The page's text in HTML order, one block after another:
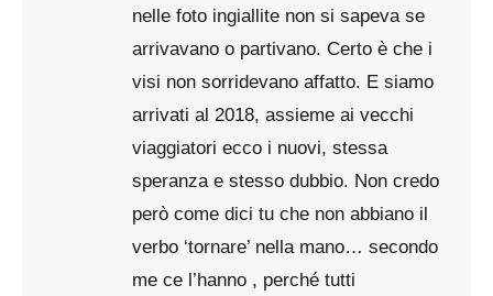
nelle foto ingiallite non si sapeva se
arrivavano o partivano. Certo è che i
visi non sorridevano affatto. E siamo
arrivati al 2018, assieme ai vecchi
viaggiatori ecco i nuovi, stessa
speranza e stesso dubbio. Non credo
però come dici tu che non abbiano il
verbo ‘tornare’ nella mano… secondo
me ce l’hanno , perché tutti